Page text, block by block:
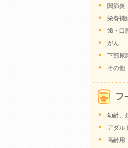
関節炎
栄養補
歯・口
がん
下部尿
その他
幼齢、
アダル
高齢用